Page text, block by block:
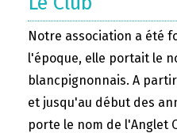
Notre association a été
l'époque, elle portait le
blancpignonnais. A
et jusqu'au début des
porte le nom de l'Anglet